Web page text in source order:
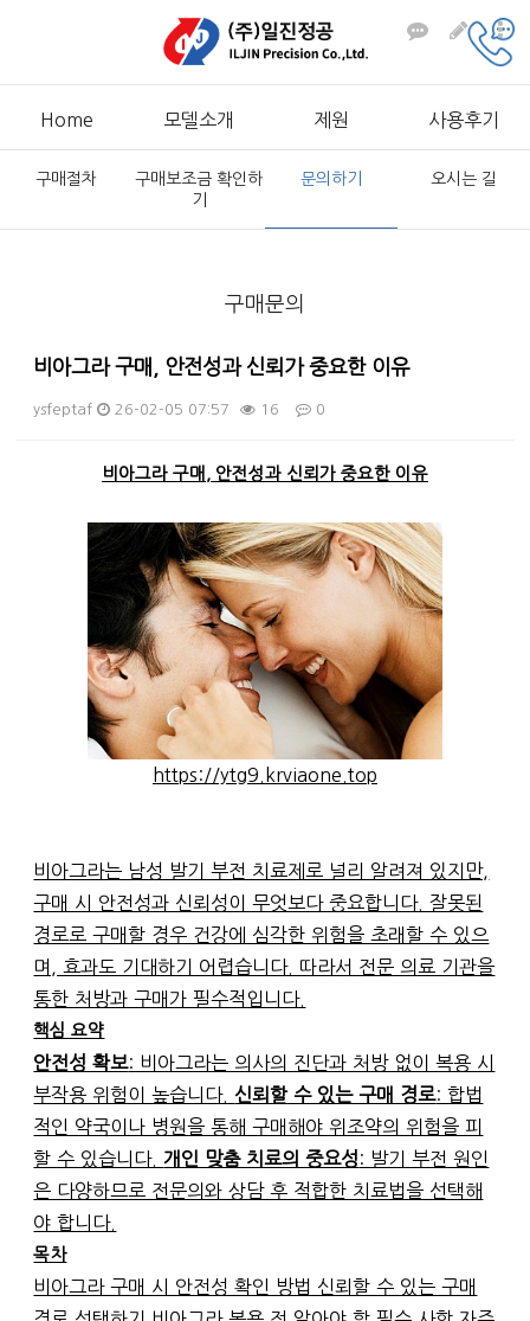
Home 모델소개 제원 사용후기
구매절차
구매보조금 확인하
기
문의하기 오시는 길
구매문의
비아그라 구매, 안전성과 신뢰가 중요한 이유
ysfeptaf 26-02-05 07:57 16 0
비아그라 구매, 안전성과 신뢰가 중요한 이유
https://ytg9.krviaone.top
비아그라는 남성 발기 부전 치료제로 널리 알려져 있지만,
구매 시 안전성과 신뢰성이 무엇보다 중요합니다. 잘못된
경로로 구매할 경우 건강에 심각한 위험을 초래할 수 있으
며, 효과도 기대하기 어렵습니다. 따라서 전문 의료 기관을
통한 처방과 구매가 필수적입니다.
핵심 요약
안전성 확보: 비아그라는 의사의 진단과 처방 없이 복용 시
부작용 위험이 높습니다. 신뢰할 수 있는 구매 경로: 합법
적인 약국이나 병원을 통해 구매해야 위조약의 위험을 피
할 수 있습니다.개인 맞춤 치료의 중요성: 발기 부전 원인
은 다양하므로 전문의와 상담 후 적합한 치료법을 선택해
야 합니다.
목차
비아그라 구매 시 안전성 확인 방법 신뢰할 수 있는 구매